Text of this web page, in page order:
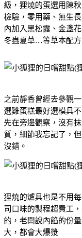
級，狸燒的蛋選用陳
檢驗，零用藥、無生
內加入黑松露、金盞
冬蟲夏草…等草本配
之前靜香曾經去參觀
選雞蛋糕最好選模具不
先在旁邊觀察，沒有
質，細節我忘記了，
沒錯。
狸燒的爐具也是不用
司口味的製程超費工
的， 老闆說內餡的份
大，都會大爆漿